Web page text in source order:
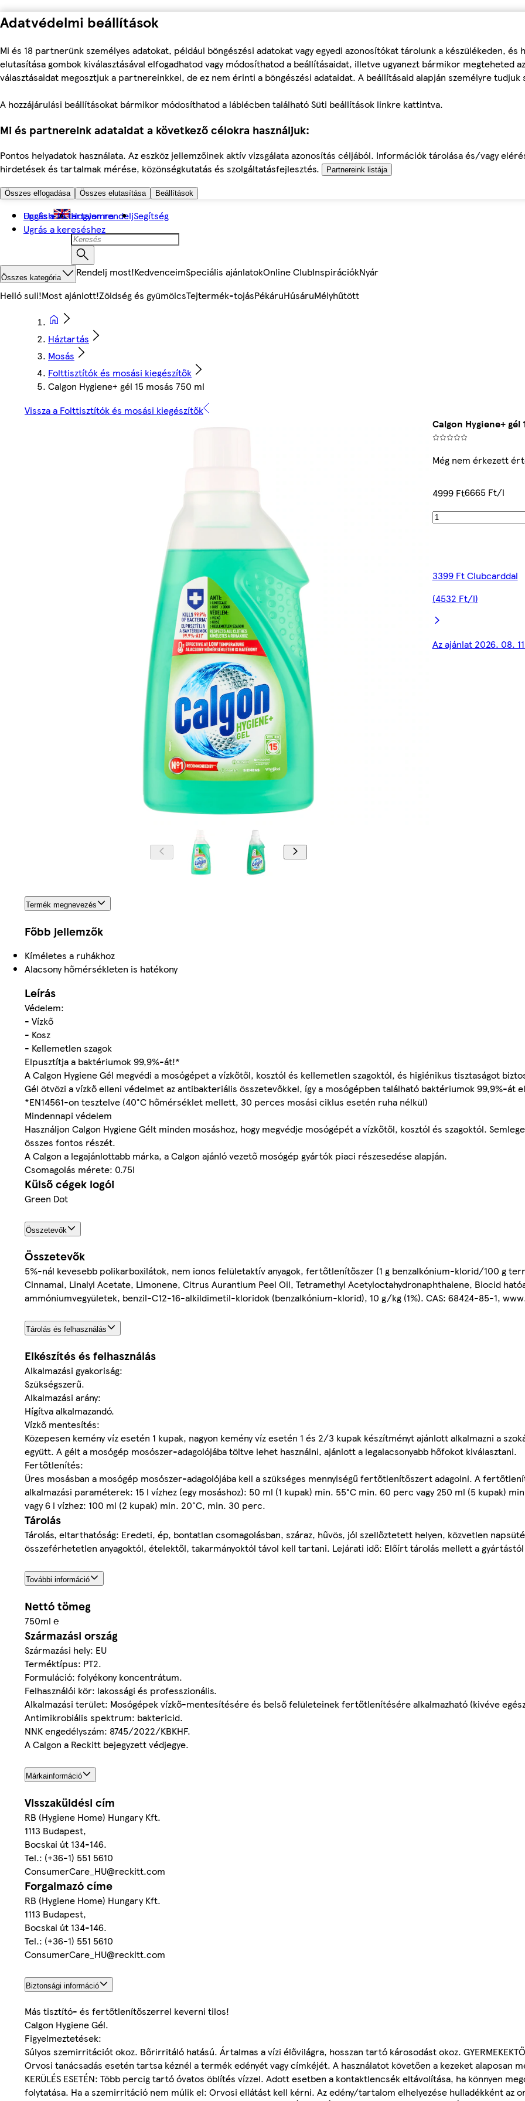
Adatvédelmi beállítások
Mi és 18 partnerünk személyes adatokat, például böngészési adatokat vagy egyedi azonosítókat tárolunk a készülékeden, és
elutasítása gombok kiválasztásával elfogadhatod vagy módosíthatod a beállításaidat, illetve ugyanezt bármikor megteheted az
választásaidat megosztjuk a partnereinkkel, de ez nem érinti a böngészési adataidat. A beállításaid alapján személyre tudjuk
A hozzájárulási beállításokat bármikor módosíthatod a láblécben található Süti beállítások linkre kattintva.
Mi és partnereink adataidat a következő célokra használjuk:
Pontos helyadatok használata. Az eszköz jellemzőinek aktív vizsgálata azonosítás céljából. Információk tárolása és/vagy
hirdetések és tartalmak mérése, közönségkutatás és szolgáltatásfejlesztés.
Partnereink listája
Összes elfogadása Összes elutasítása Beállítások
Ugrás a fő tartalomra
Ugrás a kereséshez
English Hogyan rendeljSegítség
Összes kategória Rendelj most!KedvenceimSpeciális ajánlatokOnline ClubInspirációkNyár
Helló suli!Most ajánlott!Zöldség és gyümölcsTejtermék-tojásPékáruHúsáruMélyhűtött
Háztartás
Mosás
Folttisztítók és mosási kiegészítők
Calgon Hygiene+ gél 15 mosás 750 ml
Vissza a Folttisztítók és mosási kiegészítők
Calgon Hygiene+ gél
Még nem érkezett
4999 Ft6665 Ft/l
3399 Ft Clubcarddal
(4532 Ft/l)
Az ajánlat 2026. 08.
Termék megnevezés
Főbb jellemzők
Kíméletes a ruhákhoz
Alacsony hőmérsékleten is hatékony
Leírás
Védelem:
- Vízkő
- Kosz
- Kellemetlen szagok
Elpusztítja a baktériumok 99,9%-át!*
A Calgon Hygiene Gél megvédi a mosógépet a vízkőtől, kosztól és kellemetlen szagoktól, és higiénikus tisztaságot
Gél ötvözi a vízkő elleni védelmet az antibakteriális összetevőkkel, így a mosógépben található baktériumok 99,9%-át
*EN14561-on tesztelve (40°C hőmérséklet mellett, 30 perces mosási ciklus esetén ruha nélkül)
Mindennapi védelem
Használjon Calgon Hygiene Gélt minden mosáshoz, hogy megvédje mosógépét a vízkőtől, kosztól és szagoktól.
összes fontos részét.
A Calgon a legajánlottabb márka, a Calgon ajánló vezető mosógép gyártók piaci részesedése alapján.
Csomagolás mérete: 0.75l
Külső cégek logói
Green Dot
Összetevők
Összetevők
5%-nál kevesebb polikarboxilátok, nem ionos felületaktív anyagok, fertőtlenítőszer (1 g benzalkónium-klorid/100 g
Cinnamal, Linalyl Acetate, Limonene, Citrus Aurantium Peel Oil, Tetramethyl Acetyloctahydronaphthalene, Biocid
ammóniumvegyületek, benzil-C12-16-alkildimetil-kloridok (benzalkónium-klorid), 10 g/kg (1%). CAS: 68424-85-1,
Tárolás és felhasználás
Elkészítés és felhasználás
Alkalmazási gyakoriság:
Szükségszerű.
Alkalmazási arány:
Hígítva alkalmazandó.
Vízkő mentesítés:
Közepesen kemény víz esetén 1 kupak, nagyon kemény víz esetén 1 és 2/3 kupak készítményt ajánlott alkalmazni a
együtt. A gélt a mosógép mosószer-adagolójába töltve lehet használni, ajánlott a legalacsonyabb hőfokot kiválasztani.
Fertőtlenítés:
Üres mosásban a mosógép mosószer-adagolójába kell a szükséges mennyiségű fertőtlenítőszert adagolni. A
alkalmazási paraméterek: 15 l vízhez (egy mosáshoz): 50 ml (1 kupak) min. 55°C min. 60 perc vagy 250 ml (5 kupak)
vagy 6 l vízhez: 100 ml (2 kupak) min. 20°C, min. 30 perc.
Tárolás
Tárolás, eltarthatóság: Eredeti, ép, bontatlan csomagolásban, száraz, hűvös, jól szellőztetett helyen, közvetlen
összeférhetetlen anyagoktól, ételektől, takarmányoktól távol kell tartani. Lejárati idő: Előírt tárolás mellett a
További információ
Nettó tömeg
750ml ℮
Származási ország
Származási hely: EU
Terméktípus: PT2.
Formuláció: folyékony koncentrátum.
Felhasználói kör: lakossági és professzionális.
Alkalmazási terület: Mosógépek vízkő-mentesítésére és belső felületeinek fertőtlenítésére alkalmazható (kivéve
Antimikrobiális spektrum: baktericid.
NNK engedélyszám: 8745/2022/KBKHF.
A Calgon a Reckitt bejegyzett védjegye.
Márkainformáció
Visszaküldési cím
RB (Hygiene Home) Hungary Kft.
1113 Budapest,
Bocskai út 134-146.
Tel.: (+36-1) 551 5610
ConsumerCare_HU@reckitt.com
Forgalmazó címe
RB (Hygiene Home) Hungary Kft.
1113 Budapest,
Bocskai út 134-146.
Tel.: (+36-1) 551 5610
ConsumerCare_HU@reckitt.com
Biztonsági információ
Más tisztító- és fertőtlenítőszerrel keverni tilos!
Calgon Hygiene Gél.
Figyelmeztetések:
Súlyos szemirritációt okoz. Bőrirritáló hatású. Ártalmas a vízi élővilágra, hosszan tartó károsodást okoz. GYERMEKEKTŐL
Orvosi tanácsadás esetén tartsa kéznél a termék edényét vagy címkéjét. A használatot követően a kezeket alaposan
KERÜLÉS ESETÉN: Több percig tartó óvatos öblítés vízzel. Adott esetben a kontaktlencsék eltávolítása, ha könnyen
folytatása. Ha a szemirritáció nem múlik el: Orvosi ellátást kell kérni. Az edény/tartalom elhelyezése hulladékként az